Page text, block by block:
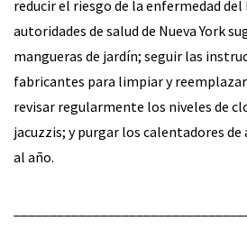
reducir el riesgo de la enfermedad del
autoridades de salud de Nueva York
mangueras de jardín; seguir las
fabricantes para limpiar y
revisar regularmente los niveles de
jacuzzis; y purgar los calentadores de
al año.